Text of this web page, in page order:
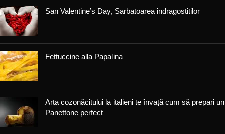
San Valentine’s Day, Sarbatoarea indragostitilor
Fettuccine alla Papalina
Arta cozonăcitului la italieni te învață cum să prepari un
Panettone perfect